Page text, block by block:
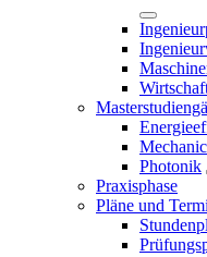
Photonik
Praxisphase
Pläne und